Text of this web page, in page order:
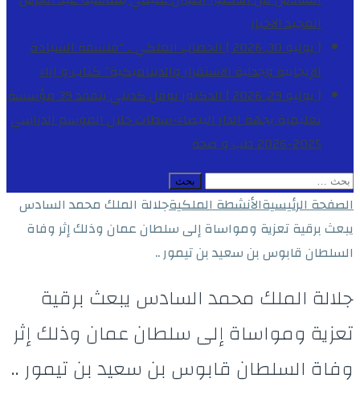
المجيدالاخبار
[ يوليو 30, 2026 ]
الخطاب الملكي .. “فلسفة السيادة
الإيجابية وجدلية الاستقرار والديناميكية”كتاب و اراء
[ يوليو 29, 2026 ]
الدكتور نوفل كديلي يتفقد 39 مؤسسة
تعليمية بجهة الدار البيضاء-سطات خلال الموسم الدراسي
2025-2026
طب و صحة
البحث
عن:
الصفحة الرئيسيةالأنشطة الملكيةجلالة الملك محمد السادس
يبعث برقية تعزية ومواساة إلى سلطان عمان وذلك إثر وفاة
السلطان قابوس بن سعيد بن تيمور ..
جلالة الملك محمد السادس يبعث برقية
تعزية ومواساة إلى سلطان عمان وذلك إثر
وفاة السلطان قابوس بن سعيد بن تيمور ..